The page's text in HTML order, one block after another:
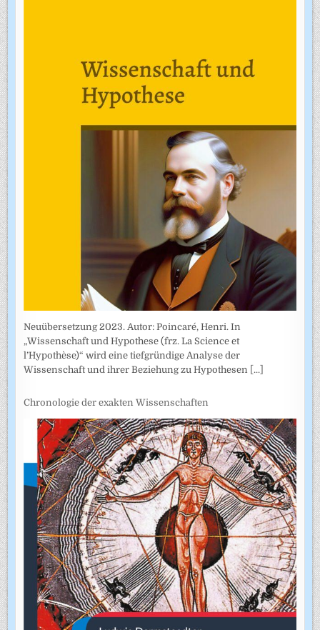
Neuübersetzung 2023. Autor: Poincaré, Henri. In
„Wissenschaft und Hypothese (frz. La Science et
l’Hypothèse)“ wird eine tiefgründige Analyse der
Wissenschaft und ihrer Beziehung zu Hypothesen [...]
Chronologie der exakten Wissenschaften